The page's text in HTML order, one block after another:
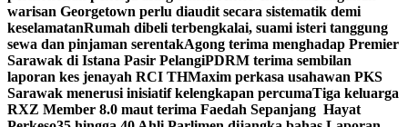
warisan Georgetown perlu diaudit secara sistematik demi
keselamatanRumah dibeli terbengkalai, suami isteri tanggung
sewa dan pinjaman serentakAgong terima menghadap Premier
Sarawak di Istana Pasir PelangiPDRM terima sembilan
laporan kes jenayah RCI THMaxim perkasa usahawan PKS
Sarawak menerusi inisiatif kelengkapan percumaTiga keluarga
RXZ Member 8.0 maut terima Faedah Sepanjang Hayat